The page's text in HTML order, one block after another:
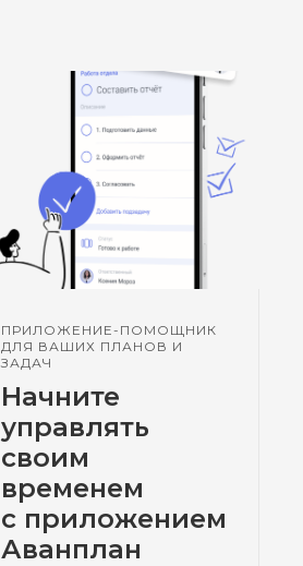
ПРИЛОЖЕНИЕ-ПОМОЩНИК
ДЛЯ ВАШИХ ПЛАНОВ И
ЗАДАЧ
Начните
управлять
своим
временем
с приложением
Аванплан